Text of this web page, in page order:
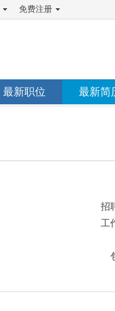
免费注册
最新职位 最新简
招
工